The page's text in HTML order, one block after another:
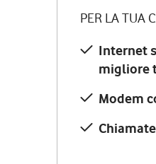
PER LA TUA
Internet
migliore
Modem